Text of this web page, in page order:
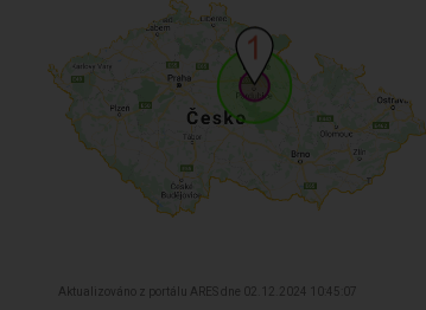
Aktualizováno z portálu ARES dne 02.12.2024 10:45:07